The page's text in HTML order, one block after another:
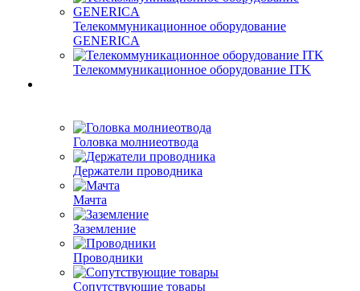
Телекоммуникационное оборудование
GENERICA
Телекоммуникационное оборудование ITK
Головка молниеотвода
Держатели проводника
Мачта
Заземление
Проводники
Сопутствующие товары